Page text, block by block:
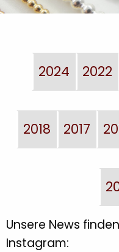
2024 2022
2018 2017
Unsere News
Instagram: